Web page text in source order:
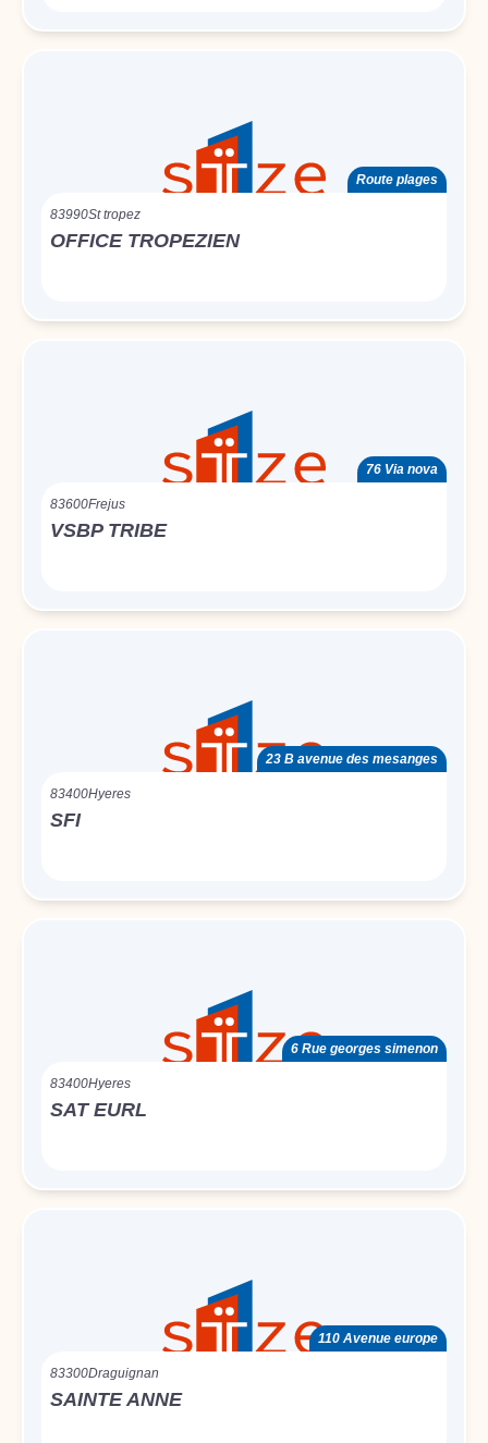
Route plages
83990St tropez
OFFICE TROPEZIEN
76 Via nova
83600Frejus
VSBP TRIBE
23 B avenue des mesanges
83400Hyeres
SFI
6 Rue georges simenon
83400Hyeres
SAT EURL
110 Avenue europe
83300Draguignan
SAINTE ANNE